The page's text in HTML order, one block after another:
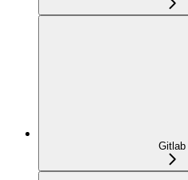
Gitlab